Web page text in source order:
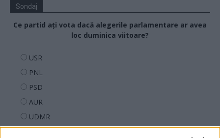
Sondaj
Ce partid ați vota dacă alegerile parlamentare ar avea
loc duminica viitoare?
USR
PNL
PSD
AUR
UDMR